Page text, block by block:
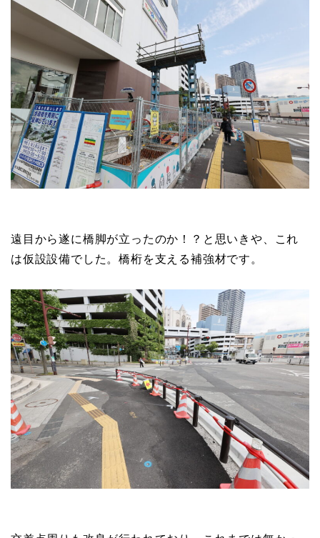
遠目から遂に橋脚が立ったのか！？と思いきや、これ
は仮設設備でした。橋桁を支える補強材です。